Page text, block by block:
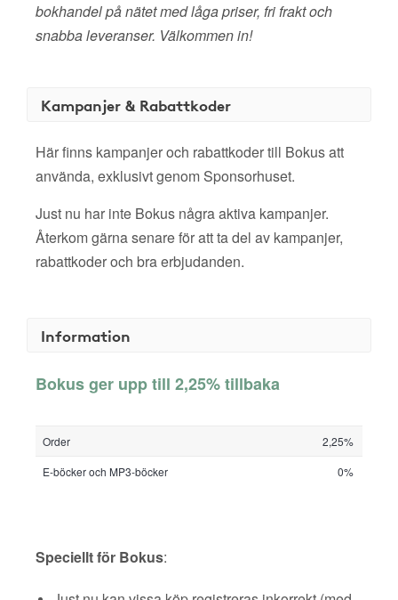
bokhandel på nätet med låga priser, fri frakt och
snabba leveranser. Välkommen in!
Kampanjer & Rabattkoder
Här finns kampanjer och rabattkoder till Bokus att
använda, exklusivt genom Sponsorhuset.
Just nu har inte Bokus några aktiva kampanjer.
Återkom gärna senare för att ta del av kampanjer,
rabattkoder och bra erbjudanden.
Information
Bokus ger upp till 2,25% tillbaka
Order
2,25%
E-böcker och MP3-böcker
0%
Speciellt för Bokus: